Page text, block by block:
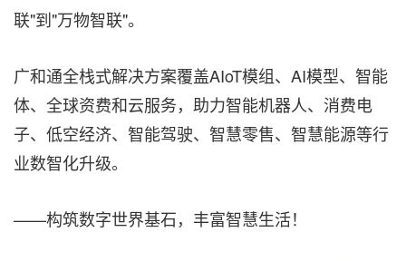
联"到"万物智联"。
广和通全栈式解决方案覆盖AIoT模组、AI模型、智能
体、全球资费和云服务，助力智能机器人、消费电
子、低空经济、智能驾驶、智慧零售、智慧能源等行
业数智化升级。
——构筑数字世界基石，丰富智慧生活！